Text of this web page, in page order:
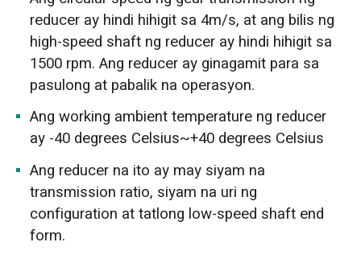
reducer ay hindi hihigit sa 4m/s, at ang bilis ng
high-speed shaft ng reducer ay hindi hihigit sa
1500 rpm. Ang reducer ay ginagamit para sa
pasulong at pabalik na operasyon.
Ang working ambient temperature ng reducer
ay -40 degrees Celsius~+40 degrees Celsius
Ang reducer na ito ay may siyam na
transmission ratio, siyam na uri ng
configuration at tatlong low-speed shaft end
form.